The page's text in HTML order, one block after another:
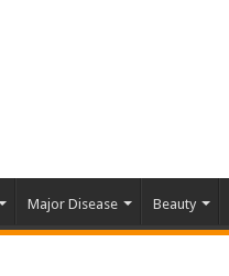
Major Disease Beauty